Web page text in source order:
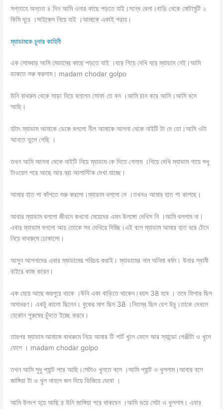
সপ্তাহে অন্তত ৪ দিন আমি ওনার কাছে পড়তে যাই।সন্ধে বেলা।বাড়ি থেকে মোটামুটি ২
কিমি দূরে ।সাইকেল নিয়ে যাই ।আমাকে একাই পরায়।
ম্যাডামকে চুদার কাহিনী
এক সোমবার আমি মেডামের কাছে পড়তে যাই ।ঘরে গিয়ে দেখি ঘরে ম্যাডাম নেই।আমি
ডাকতে শুরু করলাম। madam chodar golpo
উনি বাথরুম থেকে সাড়া দিয়ে বললেন সোফা তে বস ।আমি চান করে আসি।আমি বসে
আছি।
হটাৎ ম্যাডাম আমাকে ডেকে বললো নীল আমাকে আলনা থেকে নাইটি টা দে তো।আমি ওটা
আনতে ভুলে গেছি ।
তখন আমি আলনা থেকে নাইটি নিয়ে ম্যাডাম কে দিতে গেলাম ।গিয়ে দেখি ম্যাডাম গায়ে শুধু
টাওয়েল পরে আছে আর ব্রা আলাস্টিক দেখা যাচ্ছে।
আমার হাত পা কাঁপতে শুরু করলো।ম্যাডাম বললো দে ।তখনও আমার হাত পা কাপছে।
আবার ম্যাডাম বললো জীবনে কখনো মেয়েদের এমন উলঙ্গো দেখিস নি ।আমি বললাম না।
এবার ম্যাডাম বললো আয় তোকে সব দেখিয়ে দিচ্ছি।এই বলে ম্যাডাম আমার হাত ধরে টেনে
নিয়ে বাথরুমে ঢোকালো।
আসুন আপনাদের এবার ম্যাডামের পরিচয় করাই। ম্যাডামের নাম অনিমা বর্মন। উনার স্বামী
বাইরে কাজ করেন।
এক মেয়ে আছে জয়পুরে থাকে ।উনি একা বাড়িতে থাকেন।বয়স 38 হবে । তবে ফিগার ছিল
অসাধরণ। একটু কালো ছিলেন। বুকের মাপ ছিল 38 ।নিতম্ব ছিল বেশ উচু।তাকে দেখলে
যেকোন পুরুষের চুঁদতে ইচ্ছে করবে।
তারপর ম্যাডাম আমাকে বাথরুমে নিয়ে আমার টি শার্ট খুলে ফেলে আর স্যান্ডো গেঞ্জীটা ও খুলে
ফেলে । madam chodar golpo
তখন আমি সুধু প্যান্ট পরে আছি।সেটাও খুলতে বলে ।আমি প্যান্ট ও খুললাম।আবার বলে
জাঙ্গিয়া টা ও খুল নাহলে জল দিয়ে ভিজিয়ে দেবো ।
আমি উলংগ হয়ে আছি র উনি জাঙ্গিয়া পরে থাকবেন ।আমি ভয়ে সেটা ও খুললাম। এবার